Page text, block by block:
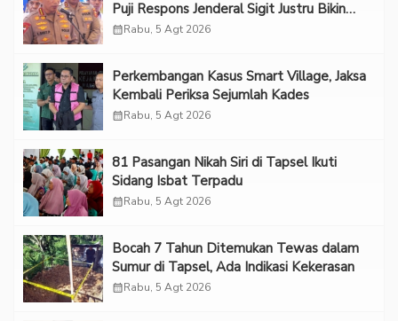
Puji Respons Jenderal Sigit Justru Bikin
“Adem”
calendar_monthRabu, 5 Agt 2026
Perkembangan Kasus Smart Village, Jaksa
Kembali Periksa Sejumlah Kades
calendar_monthRabu, 5 Agt 2026
81 Pasangan Nikah Siri di Tapsel Ikuti
Sidang Isbat Terpadu
calendar_monthRabu, 5 Agt 2026
Bocah 7 Tahun Ditemukan Tewas dalam
Sumur di Tapsel, Ada Indikasi Kekerasan
calendar_monthRabu, 5 Agt 2026